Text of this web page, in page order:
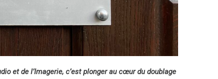
et de l’Imagerie, c’est plonger au cœur du doublage